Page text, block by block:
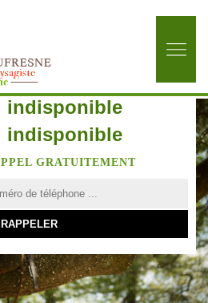
indisponible
indisponible
GRATUITEMENT